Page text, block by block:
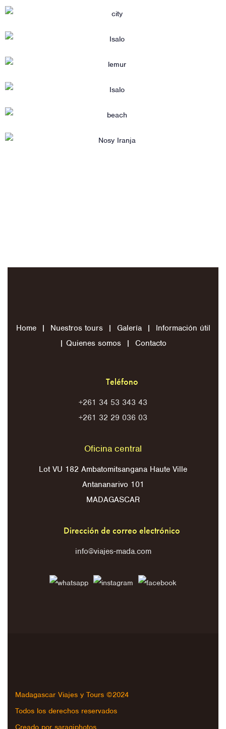
Home| Nuestros tours| Galería| Información útil
| Quienes somos | Contacto
Teléfono
+261 34 53 343 43
+261 32 29 036 03
Oficina central
Lot VU 182 Ambatomitsangana Haute Ville
Antananarivo 101
MADAGASCAR
Dirección de correo electrónico
info@viajes-mada.com
Madagascar Viajes y Tours ©2024
Todos los derechos reservados
Creado por saragjphotos